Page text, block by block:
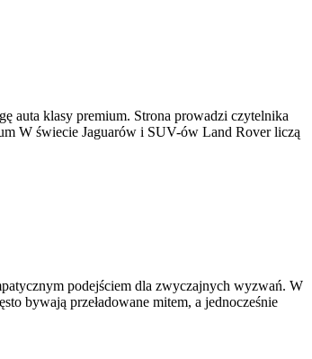
auta klasy premium. Strona prowadzi czytelnika
W świecie Jaguarów i SUV-ów Land Rover liczą
podejściem dla zwyczajnych wyzwań. W
bywają przeładowane mitem, a jednocześnie